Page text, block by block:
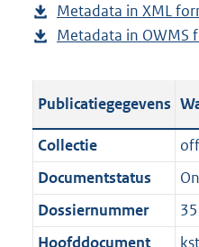
p
u
l
c
t
i
e
g
r
o
t
:
6
4
Metadata in XML
Metadata in OWMS
Publicatiegegevens
Collectie
Documentstatus
Dossiernummer
Hoofddocument